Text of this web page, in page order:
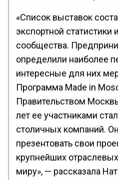
«Список выставок
экспортной
сообщества.
определили наиболее
интересные для них
Программа Made in
Правительством
лет ее участниками
столичных компаний.
презентовать свои
крупнейших
миру», — рассказала